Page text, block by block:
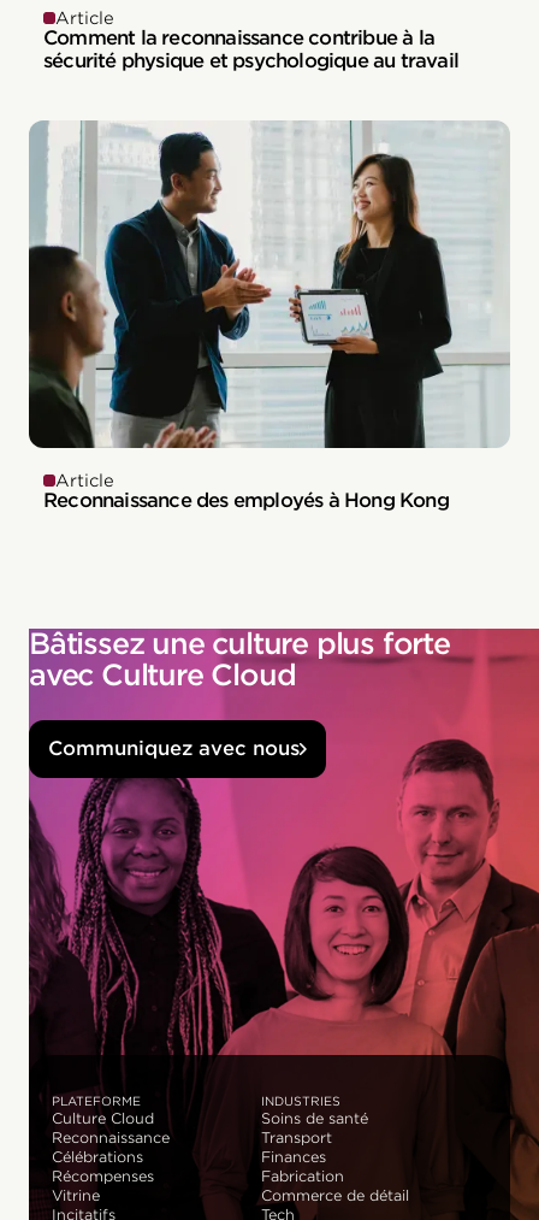
Article
Comment la reconnaissance contribue à la
sécurité physique et psychologique au travail
Article
Reconnaissance des employés à Hong Kong
Bâtissez une culture plus forte
avec Culture Cloud
Communiquez avec nous
PLATEFORME
Culture Cloud
Reconnaissance
Célébrations
Récompenses
Vitrine
Incitatifs
INDUSTRIES
Soins de santé
Transport
Finances
Fabrication
Commerce de détail
Tech